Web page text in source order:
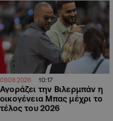
09.08.2026 10:17
Αγοράζει την Βιλερμπάν η
οικογένεια Μπας μέχρι το
τέλος του 2026